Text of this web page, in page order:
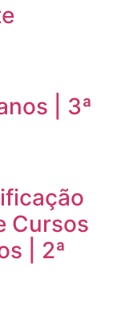
| 3ª
Cursos
| 2ª